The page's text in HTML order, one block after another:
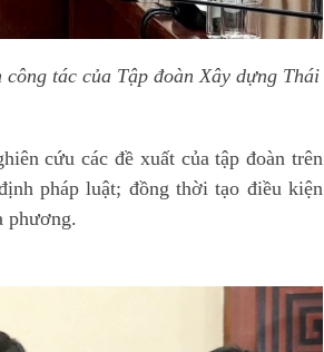
tác của Tập đoàn Xây dựng Thái
cứu các đề xuất của tập đoàn trên
pháp luật; đồng thời tạo điều kiện
phương.